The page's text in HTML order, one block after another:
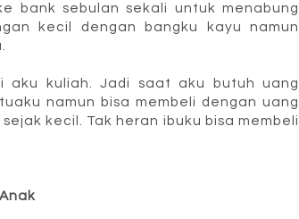
bank sebulan sekali untuk menabung
kecil dengan bangku kayu namun
aku kuliah. Jadi saat aku butuh uang
namun bisa membeli dengan uang
kecil. Tak heran ibuku bisa membeli